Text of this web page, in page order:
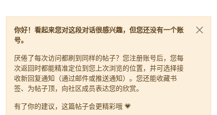
内容总结：战事影响前线之外的价格与供应链。
9）未来数日观察点明确：海峡条款、停火文
本、美国授权进展、俄乌验证机制将主导波动。
定价。
内容总结：进入高不确定窗口期。
你好！看起来您对这段对话很感兴趣，但您还没有一个账
号。
厌倦了每次访问都刷到同样的帖子？您注册账号后，您每
次返回时都能精准定位到您上次浏览的位置，并可选择接
收新回复通知（通过邮件或推送通知）。您还能收藏书
签、为帖子顶，向社区成员表达您的欣赏。
有了你的建议，这篇帖子会更精彩哦 💗